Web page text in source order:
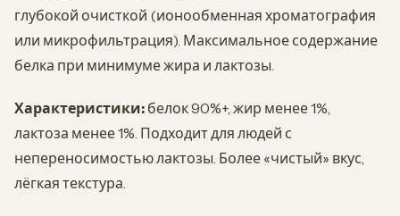
глубокой очисткой (ионообменная хроматография
или микрофильтрация). Максимальное содержание
белка при минимуме жира и лактозы.
Характеристики: белок 90%+, жир менее 1%,
лактоза менее 1%. Подходит для людей с
непереносимостью лактозы. Более «чистый» вкус,
лёгкая текстура.